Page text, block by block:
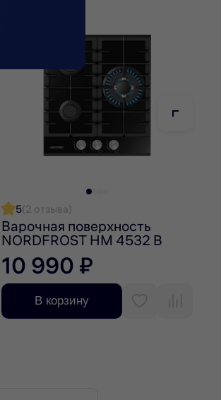
меньшую нагрузку на
длительным сроком
5(2 отзыва)
Варочная поверхность
NORDFROST HM 4532 B
10 990 ₽
В корзину